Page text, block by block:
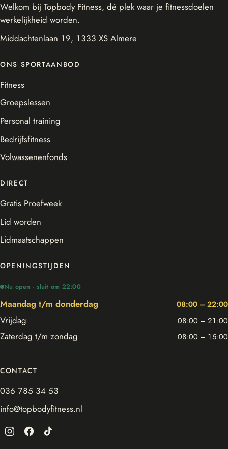
Welkom bij Topbody Fitness, dé plek waar je fitnessdoelen
werkelijkheid worden.
Middachtenlaan 19, 1333 XS Almere
ONS SPORTAANBOD
Fitness
Groepslessen
Personal training
Bedrijfsfitness
Volwassenenfonds
DIRECT
Gratis Proefweek
Lid worden
Lidmaatschappen
OPENINGSTIJDEN
Nu open · sluit om 22:00
Maandag t/m donderdag 08:00 – 22:00
Vrijdag 08:00 – 21:00
Zaterdag t/m zondag 08:00 – 15:00
CONTACT
036 785 34 53
info@topbodyfitness.nl